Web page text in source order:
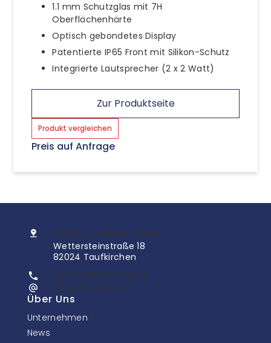
1.1 mm Schutzglas mit 7H
Oberflächenhärte
Optisch gebondetes Display
Patentierte IP65 Front mit Silikon-Schutz
Integrierte Lautsprecher (2 x 2 Watt)
Zur Produktseite
Produkt vergleichen
Preis auf Anfrage
InoNet Computer GmbH
Wettersteinstraße 18
82024 Taufkirchen
+49 (0)89 666 096 0
info@inonet.com
Über Uns
Unternehmen
News